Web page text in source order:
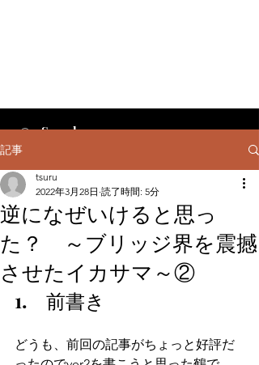
記事
逆になぜいけると思っ
た？ ～ブリッジ界を震撼
させたイカサマ～②
tsuru
2022年3月28日 読了時間: 5分
1.　前書き
どうも、前回の記事がちょっと好評だ